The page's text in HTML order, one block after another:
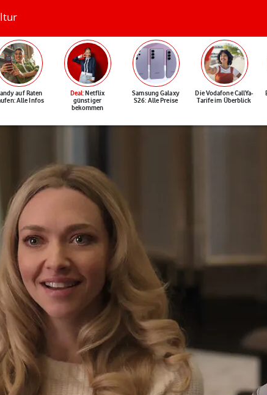
auf Raten
Alle Infos
Deal: Netflix
günstiger
bekommen
Samsung Galaxy
S26: Alle Preise
Die Vodafone CallYa-
Tarife im Überblick